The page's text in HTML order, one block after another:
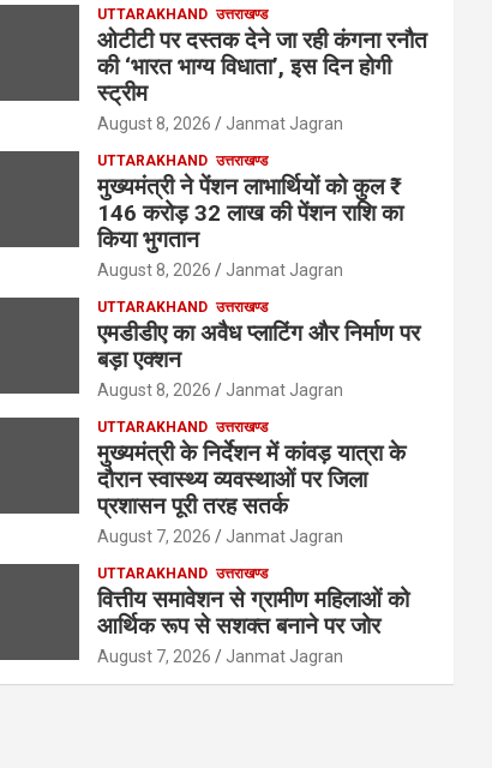
UTTARAKHAND उत्तराखण्ड
ओटीटी पर दस्तक देने जा रही कंगना रनौत
की ‘भारत भाग्य विधाता’, इस दिन होगी
स्ट्रीम
August 8, 2026 Janmat Jagran
UTTARAKHAND उत्तराखण्ड
मुख्यमंत्री ने पेंशन लाभार्थियों को कुल ₹
146 करोड़ 32 लाख की पेंशन राशि का
किया भुगतान
August 8, 2026 Janmat Jagran
UTTARAKHAND उत्तराखण्ड
एमडीडीए का अवैध प्लाटिंग और निर्माण पर
बड़ा एक्शन
August 8, 2026 Janmat Jagran
UTTARAKHAND उत्तराखण्ड
मुख्यमंत्री के निर्देशन में कांवड़ यात्रा के
दौरान स्वास्थ्य व्यवस्थाओं पर जिला
प्रशासन पूरी तरह सतर्क
August 7, 2026 Janmat Jagran
UTTARAKHAND उत्तराखण्ड
वित्तीय समावेशन से ग्रामीण महिलाओं को
आर्थिक रूप से सशक्त बनाने पर जोर
August 7, 2026 Janmat Jagran